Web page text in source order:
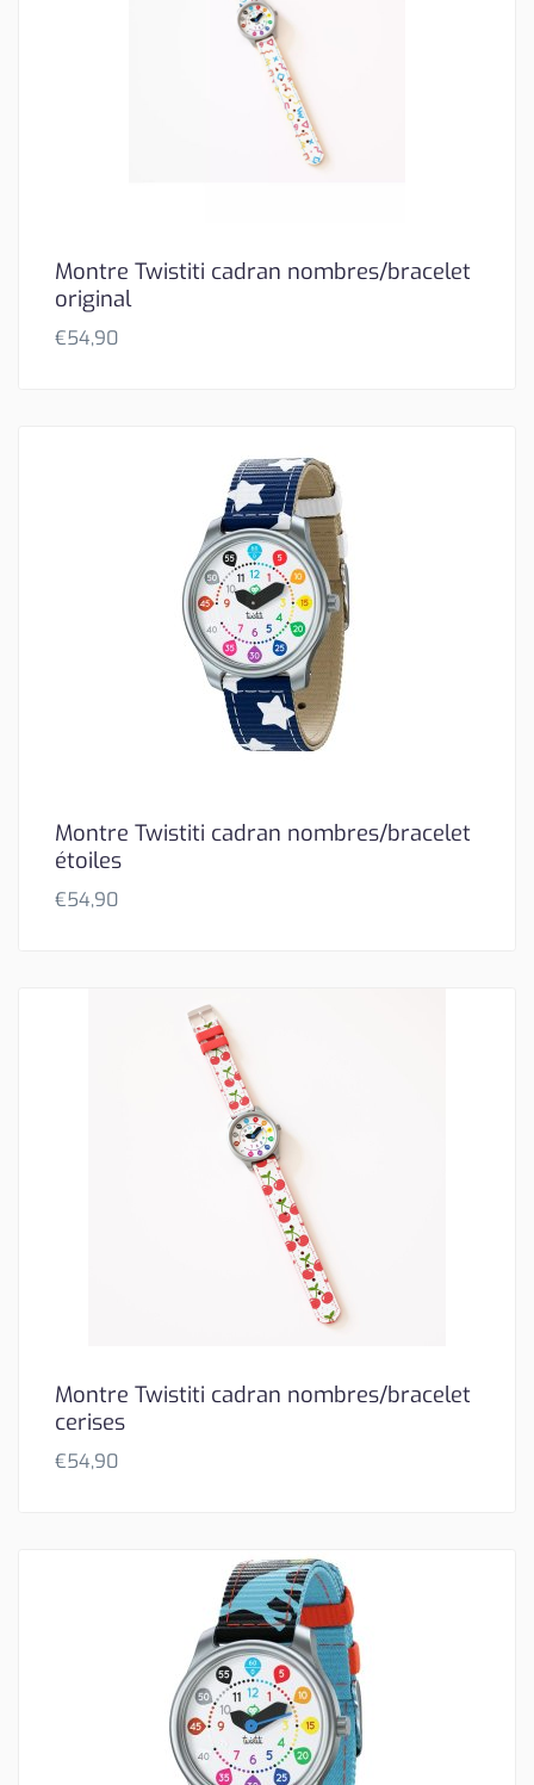
Montre Twistiti cadran nombres/bracelet
original
€54,90
Montre Twistiti cadran nombres/bracelet
étoiles
€54,90
Montre Twistiti cadran nombres/bracelet
cerises
€54,90